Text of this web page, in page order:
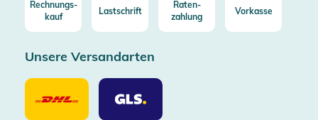
Rechnungs-
kauf
Lastschrift
Raten-
zahlung
Vorkasse
Unsere Versandarten
Unsere
Versandarten
DHL
Unsere
Versandarten
GLS